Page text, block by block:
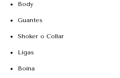
Body
Guantes
Shoker o Collar
Ligas
Boina